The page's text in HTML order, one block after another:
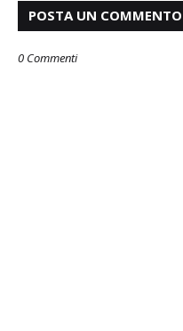
POSTA UN COMMENTO
0 Commenti